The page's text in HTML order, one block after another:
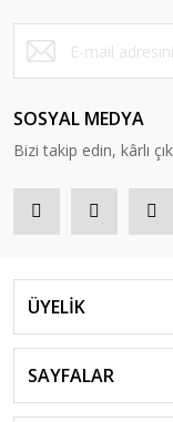
SOSYAL MEDYA
Bizi takip edin, kârlı
ÜYELİK
SAYFALAR